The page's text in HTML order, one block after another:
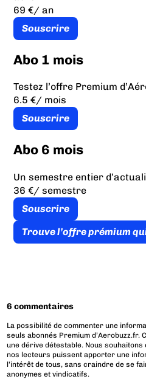
69 €/ an
Souscrire
Abo 1 mois
Testez l’offre Premium
6.5 €/ mois
Souscrire
Abo 6 mois
Un semestre entier
36 €/ semestre
Souscrire
Trouve l’offre prémium
6 commentaires
La possibilité de commenter une
seuls abonnés Premium d’Aerobuzz.fr.
une dérive détestable. Nous
nos lecteurs puissent apporter une
l’intérêt de tous, sans craindre de se
anonymes et vindicatifs.